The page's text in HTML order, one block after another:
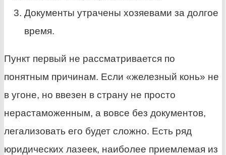
Документы утрачены хозяевами за долгое
время.
Пункт первый не рассматривается по
понятным причинам. Если «железный конь» не
в угоне, но ввезен в страну не просто
нерастаможенным, а вовсе без документов,
легализовать его будет сложно. Есть ряд
юридических лазеек, наиболее приемлемая из